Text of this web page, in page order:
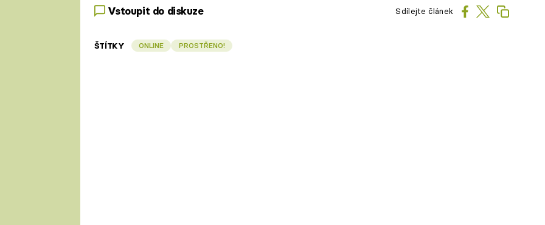
Vstoupit do diskuze Sdílejte článek
ŠTÍTKY ONLINE PROSTŘENO!